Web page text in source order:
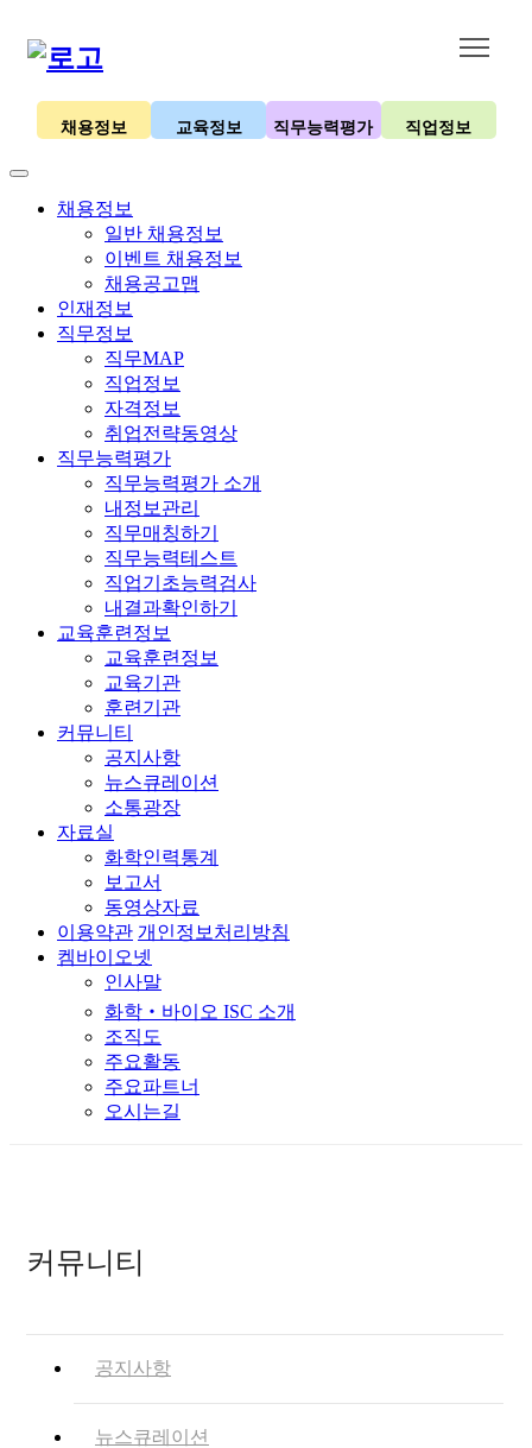
채용정보 교육정보 직무능력평가 직업정보
채용정보
일반 채용정보
이벤트 채용정보
채용공고맵
인재정보
직무정보
직무MAP
직업정보
자격정보
취업전략동영상
직무능력평가
직무능력평가 소개
내정보관리
직무매칭하기
직무능력테스트
직업기초능력검사
내결과확인하기
교육훈련정보
교육훈련정보
교육기관
훈련기관
커뮤니티
공지사항
뉴스큐레이션
소통광장
자료실
화학인력통계
보고서
동영상자료
이용약관 개인정보처리방침
켐바이오넷
인사말
화학‧바이오 ISC 소개
조직도
주요활동
주요파트너
오시는길
커뮤니티
공지사항
뉴스큐레이션